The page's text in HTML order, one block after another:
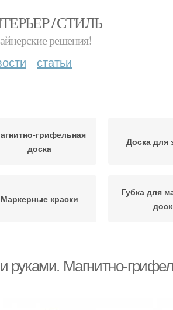
/ СТИЛЬ
решения!
статьи
грифельная
доска
Доска для
Маркерные краски
Губка для
руками. Магнитно-